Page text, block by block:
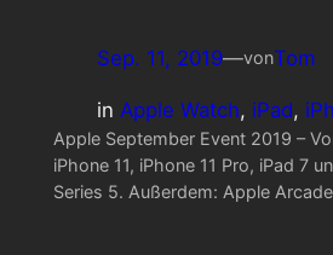
Sep. 11, 2019—vonTom
in Apple Watch, iPad,
Apple September Event 2019 –
iPhone 11, iPhone 11 Pro, iPad 7
Series 5. Außerdem: Apple